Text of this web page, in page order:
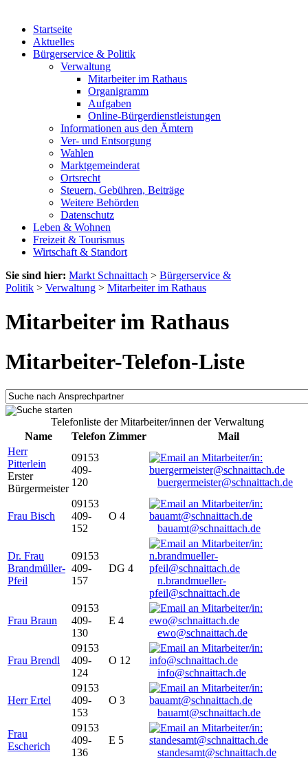
Startseite
Aktuelles
Bürgerservice & Politik
Verwaltung
Mitarbeiter im Rathaus
Organigramm
Aufgaben
Online-Bürgerdienstleistungen
Informationen aus den Ämtern
Ver- und Entsorgung
Wahlen
Marktgemeinderat
Ortsrecht
Steuern, Gebühren, Beiträge
Weitere Behörden
Datenschutz
Leben & Wohnen
Freizeit & Tourismus
Wirtschaft & Standort
Sie sind hier: Markt Schnaittach > Bürgerservice &
Politik > Verwaltung > Mitarbeiter im Rathaus
Mitarbeiter im Rathaus
Mitarbeiter-Telefon-Liste
Telefonliste der Mitarbeiter/innen der Verwaltung
Name
Telefon Zimmer
Mail
Herr
Pitterlein
Erster
Bürgermeister
09153
409-
120
buergermeister@schnaittach.de
Frau Bisch
09153
409-
152
O 4
bauamt@schnaittach.de
Dr. Frau
Brandmüller-
Pfeil
09153
409-
157
DG 4
n.brandmueller-
pfeil@schnaittach.de
Frau Braun
09153
409-
130
E 4
ewo@schnaittach.de
Frau Brendl
09153
409-
124
O 12
info@schnaittach.de
Herr Ertel
09153
409-
153
O 3
bauamt@schnaittach.de
Frau
Escherich
09153
409-
136
E 5
standesamt@schnaittach.de